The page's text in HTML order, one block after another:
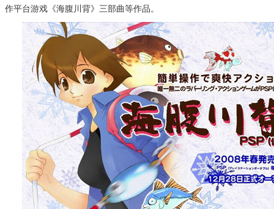
作平台游戏《海腹川背》三部曲等作品。